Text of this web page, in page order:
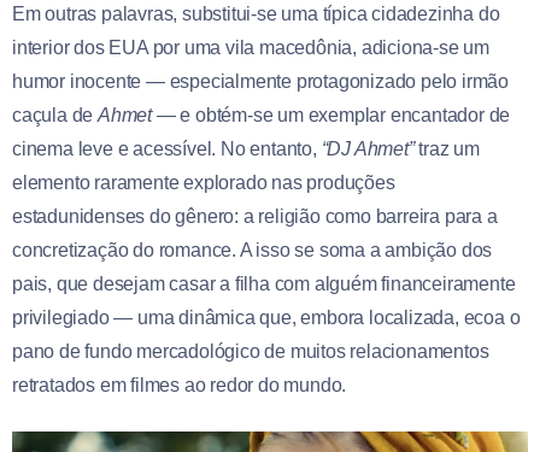
Em outras palavras, substitui-se uma típica cidadezinha do
interior dos EUA por uma vila macedônia, adiciona-se um
humor inocente — especialmente protagonizado pelo irmão
caçula de Ahmet— e obtém-se um exemplar encantador de
cinema leve e acessível. No entanto, “DJ Ahmet”traz um
elemento raramente explorado nas produções
estadunidenses do gênero: a religião como barreira para a
concretização do romance. A isso se soma a ambição dos
pais, que desejam casar a filha com alguém financeiramente
privilegiado — uma dinâmica que, embora localizada, ecoa o
pano de fundo mercadológico de muitos relacionamentos
retratados em filmes ao redor do mundo.